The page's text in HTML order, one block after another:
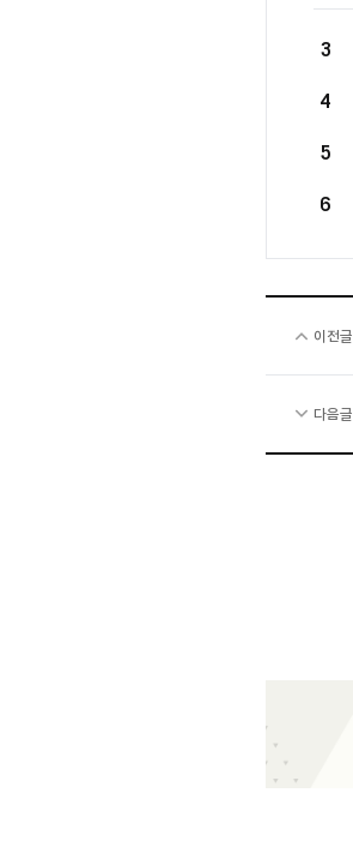
3
4
5
6
이전글
다음글